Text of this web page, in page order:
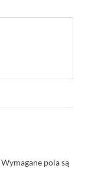
Wymagane pola są